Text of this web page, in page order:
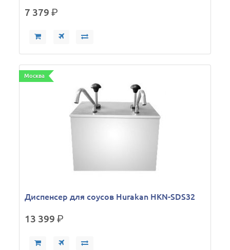
7 379р.
Москва
Диспенсер для соусов Hurakan HKN-SDS32
13 399р.